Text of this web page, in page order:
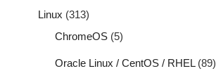
Linux (313)
ChromeOS (5)
Oracle Linux / CentOS / RHEL(89)